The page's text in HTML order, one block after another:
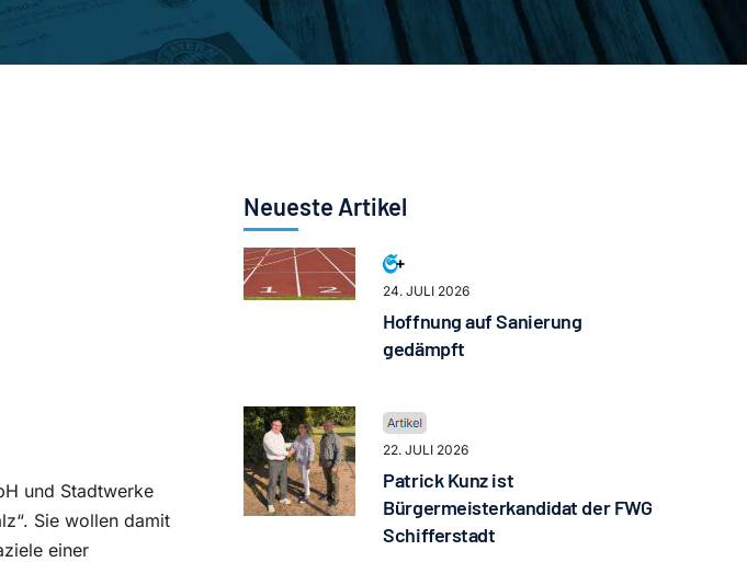
und Stadtwerke
Sie wollen damit
einer
Neueste Artikel
24. JULI 2026
Hoffnung auf Sanierung
gedämpft
22. JULI 2026
Patrick Kunz ist
Bürgermeisterkandidat der FWG
Schifferstadt